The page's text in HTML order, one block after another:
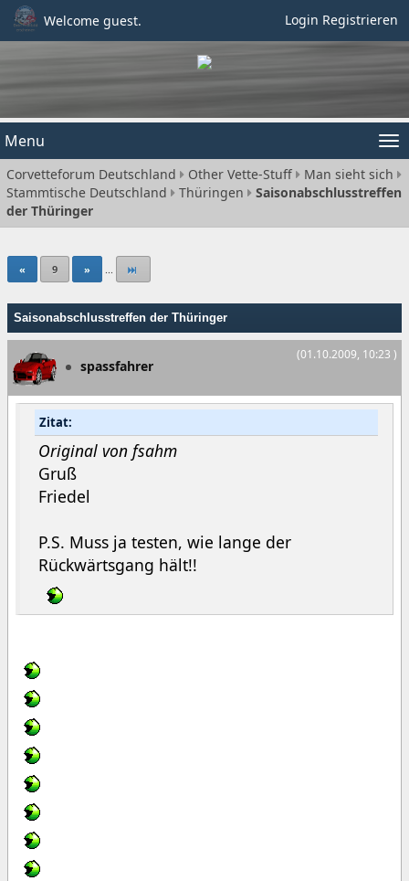
Welcome guest. Login Registrieren
Menu
Corvetteforum Deutschland Other Vette-Stuff
Man sieht sich
Stammtische Deutschland
Thüringen
Saisonabschlusstreffen
der Thüringer
« 9 » ...
Saisonabschlusstreffen der Thüringer
(01.10.2009, 10:23 )
spassfahrer
Zitat:
Original von fsahm
Gruß
Friedel
P.S. Muss ja testen, wie lange der
Rückwärtsgang hält!!